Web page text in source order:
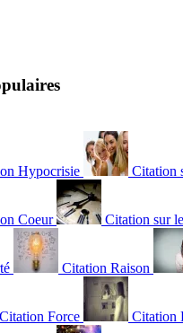
Hypocrisie Citation
Coeur Citation sur
Citation Raison
Citation Force Citation